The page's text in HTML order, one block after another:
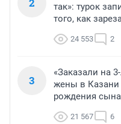
так»: турок
того, как
24 553 2
3
«Заказали на
жены в Казани
рождения сына
21 567 6